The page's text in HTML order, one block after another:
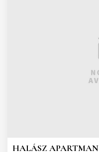
HALÁSZ APARTMAN